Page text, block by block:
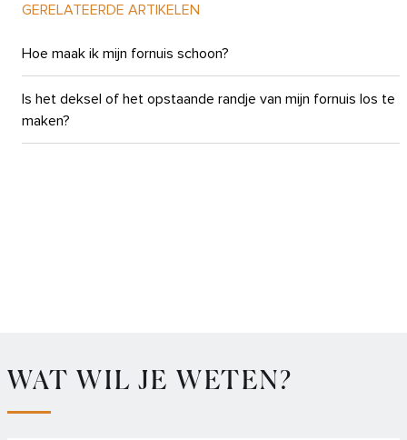
GERELATEERDE ARTIKELEN
Hoe maak ik mijn fornuis schoon?
Is het deksel of het opstaande randje van mijn fornuis los te
maken?
WAT WIL JE WETEN?